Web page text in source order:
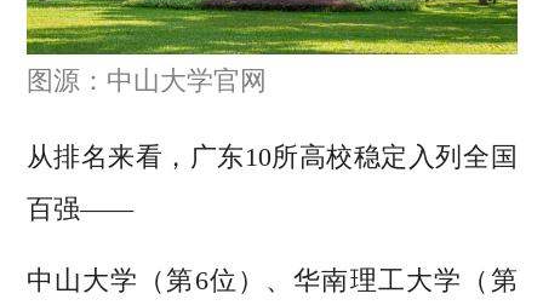
图源：中山大学官网
从排名来看，广东10所高校稳定入列全国
百强——
中山大学（第6位）、华南理工大学（第